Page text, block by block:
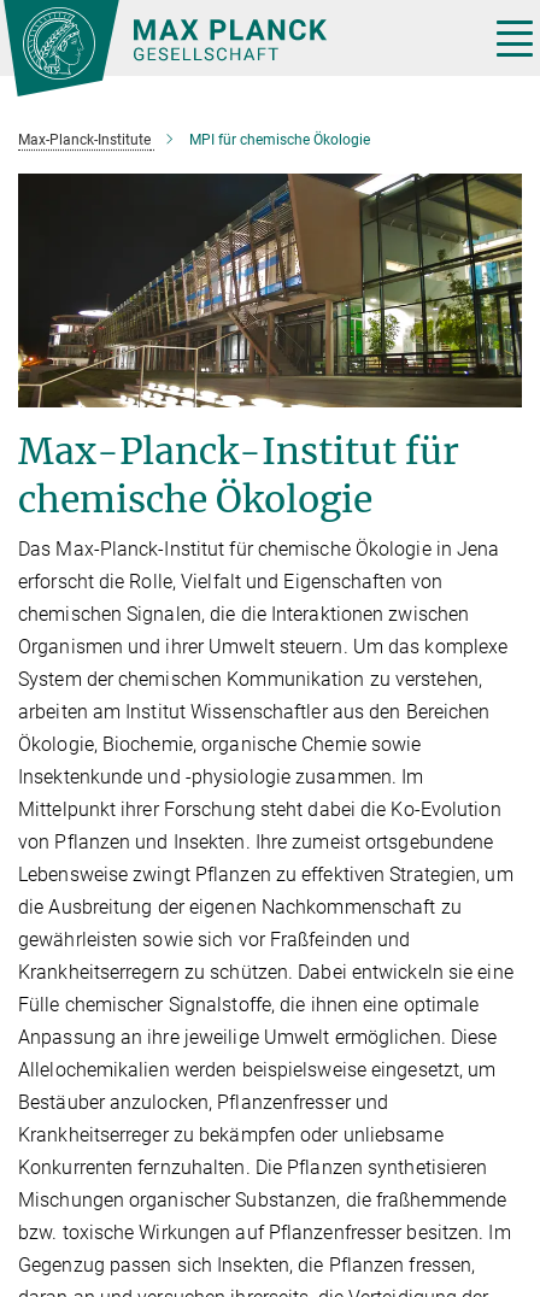
Hauptinhalt
Max-Planck-Institute MPI für chemische Ökologie
Max-Planck-Institut für
chemische Ökologie
Das Max-Planck-Institut für chemische Ökologie in Jena
erforscht die Rolle, Vielfalt und Eigenschaften von
chemischen Signalen, die die Interaktionen zwischen
Organismen und ihrer Umwelt steuern. Um das komplexe
System der chemischen Kommunikation zu verstehen,
arbeiten am Institut Wissenschaftler aus den Bereichen
Ökologie, Biochemie, organische Chemie sowie
Insektenkunde und -physiologie zusammen. Im
Mittelpunkt ihrer Forschung steht dabei die Ko-Evolution
von Pflanzen und Insekten. Ihre zumeist ortsgebundene
Lebensweise zwingt Pflanzen zu effektiven Strategien, um
die Ausbreitung der eigenen Nachkommenschaft zu
gewährleisten sowie sich vor Fraßfeinden und
Krankheitserregern zu schützen. Dabei entwickeln sie eine
Fülle chemischer Signalstoffe, die ihnen eine optimale
Anpassung an ihre jeweilige Umwelt ermöglichen. Diese
Allelochemikalien werden beispielsweise eingesetzt, um
Bestäuber anzulocken, Pflanzenfresser und
Krankheitserreger zu bekämpfen oder unliebsame
Konkurrenten fernzuhalten. Die Pflanzen synthetisieren
Mischungen organischer Substanzen, die fraßhemmende
bzw. toxische Wirkungen auf Pflanzenfresser besitzen. Im
Gegenzug passen sich Insekten, die Pflanzen fressen,